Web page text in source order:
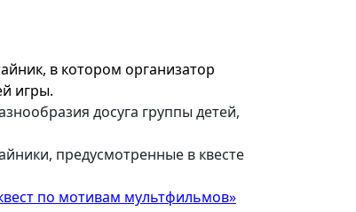
в котором организатор
игры.
досуга группы детей,
предусмотренные в квесте
по мотивам мультфильмов»